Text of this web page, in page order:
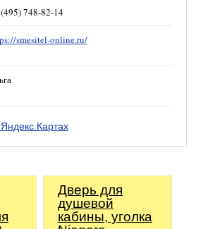
748-82-14
smesitel-online.ru/
Дверь для
душевой
кабины, уголка